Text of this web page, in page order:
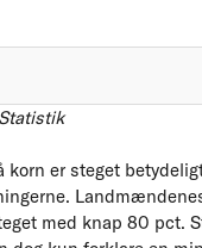
korn er steget
med knap 80 pct.